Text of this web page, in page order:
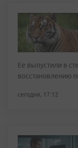
Ее выпустили в
восстановлению
сегодня, 17:12